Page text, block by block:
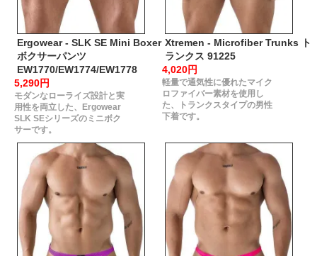
Ergowear - SLK SE Mini Boxer
ボクサーパンツ
EW1770/EW1774/EW1778
5,290円
モダンなローライズ設計と実
用性を両立した、Ergowear
SLK SEシリーズのミニボク
サーです。
Xtremen - Microfiber Trunks ト
ランクス 91225
4,020円
軽量で通気性に優れたマイク
ロファイバー素材を使用し
た、トランクスタイプの男性
下着です。